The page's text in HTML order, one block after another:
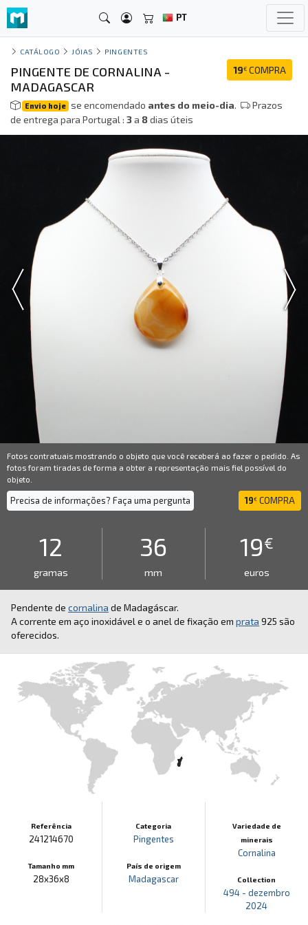
PT
CATÁLOGO JÓIAS PINGENTES
19€ COMPRA
PINGENTE DE CORNALINA -
MADAGASCAR
Envio hoje se encomendado antes do meio-dia.
Prazos
de entrega para Portugal : 3a 8dias úteis
Fotos contratuais mostrando o objeto que você receberá ao fazer o pedido. As
fotos foram tiradas de forma a obter a representação mais fiel possível do
objeto.
Precisa de informações? Faça uma pergunta 19€ COMPRA
12
gramas
36
mm
19€
euros
Pendente de cornalina de Madagáscar.
A corrente em aço inoxidável e o anel de fixação em prata 925 são
oferecidos.
Referência
241214670
Tamanho mm
28x36x8
Categoria
Pingentes
País de origem
Madagascar
Variedade de
minerais
Cornalina
Collection
494 - dezembro
2024